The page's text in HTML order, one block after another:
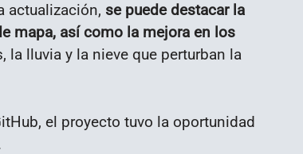
actualización, se puede destacar la
mapa, así como la mejora en los
lluvia y la nieve que perturban la
el proyecto tuvo la oportunidad